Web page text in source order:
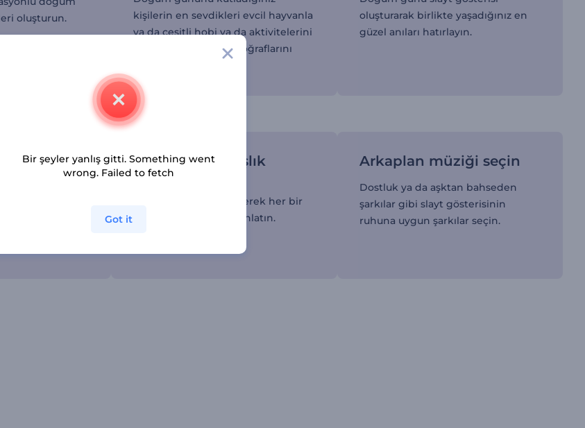
oluşturun.
kişilerin en sevdikleri evcil hayvanla
ya da çeşitli hobi ya da aktivitelerini
yaparken çekilmiş fotoğraflarını
oluşturarak birlikte yaşadığınız en
güzel anıları hatırlayın.
biraz zahmete girmeye değer
olması
Fotoğraflara başlık
ekleyin
Kısa açıklamalar ekleyerek her bir
fotoğrafın hikayesini anlatın.
Arkaplan müziği seçin
Dostluk ya da aşktan bahseden
şarkılar gibi slayt gösterisinin
ruhuna uygun şarkılar seçin.
Bir şeyler yanlış gitti. Something went
wrong. Failed to fetch
Got it